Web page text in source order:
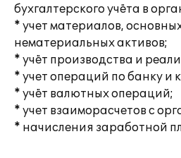
бухгалтерского учёта в
* учет материалов,
нематериальных активов;
* учёт производства и
* учет операций по банку и
* учёт валютных операций;
* учет взаиморасчетов с
* начисления заработной